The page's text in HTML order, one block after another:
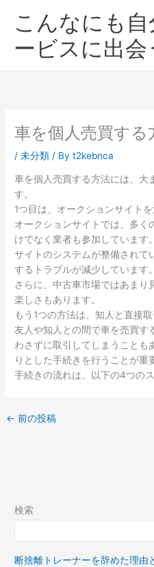
こんなにも
ービスに出会
車を個人売買する
/未分類 / Byt2kebnca
車を個人売買する方法には、大
す。
1つ目は、オークションサイトを
オークションサイトでは、多く
けでなく業者も参加しています。
サイトのシステムが整備されて
するトラブルが減少しています。
さらに、中古車市場ではあまり
楽しさもあります。
もう1つの方法は、知人と直接取
友人や知人との間で車を売買す
わさずに取引してしまうことも
りとした手続きを行うことが重
手続きの流れは、以下の4つの
← 前の投稿
検索
断捨離トレーナーを辞めた理由